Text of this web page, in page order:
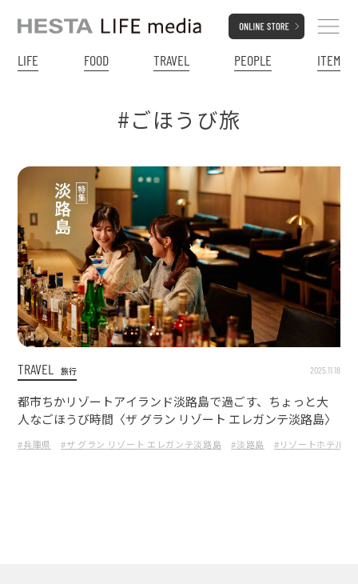
LIFE FOOD TRAVEL PEOPLE ITEM
#ごほうび旅
TRAVEL 旅行 2025.11.18
都市ちかリゾートアイランド淡路島で過ごす、ちょっと大
人なごほうび時間〈ザ グラン リゾート エレガンテ淡路島〉
#兵庫県 #ザ グラン リゾート エレガンテ淡路島 #淡路島 #リゾートホテル